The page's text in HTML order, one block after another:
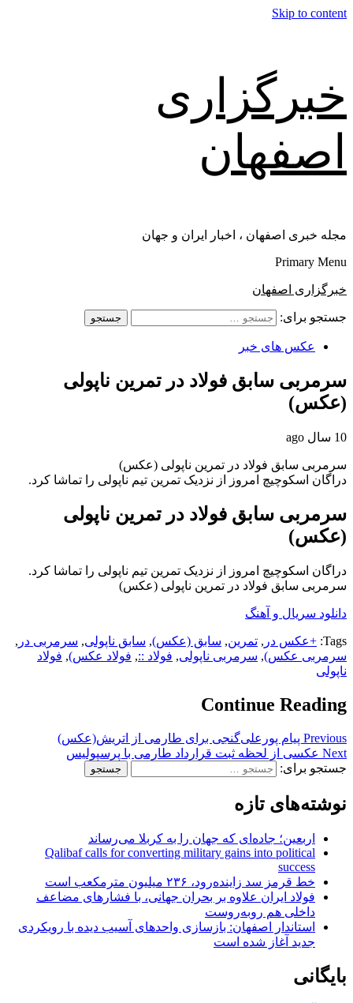
Skip to content
خبرگزاری
اصفهان
مجله خبری اصفهان ، اخبار ایران و جهان
Primary Menu
خبرگزاری اصفهان
جستجو برای:
عکس های خبر
سرمربی سابق فولاد در تمرین ناپولی
(عکس)
10 سال ago
سرمربی سابق فولاد در تمرین ناپولی (عکس)
دراگان اسکوچیچ امروز از نزدیک تمرین تیم ناپولی را تماشا کرد.
سرمربی سابق فولاد در تمرین ناپولی
(عکس)
دراگان اسکوچیچ امروز از نزدیک تمرین تیم ناپولی را تماشا کرد.
سرمربی سابق فولاد در تمرین ناپولی (عکس)
دانلود سریال و آهنگ
Tags: +عکس در , تمرین, سابق (عکس), سابق ناپولی, سرمربی در ,
سرمربی عکس), سرمربی ناپولی, فولاد ::, فولاد عکس), فولاد
ناپولی
Continue Reading
Previous پیام پورعلی‌گنجی برای طارمی از اتریش(عکس)
Next عکسی از لحظه ثبت قرارداد طارمی با پرسپولیس
جستجو برای:
نوشته‌های تازه
اربعین؛ جاده‌ای که جهان را به کربلا می‌رساند
Qalibaf calls for converting military gains into political
success
خط قرمز سد زاینده‌رود، ۲۳۶ میلیون مترمکعب است
فولاد ایران علاوه بر بحران جهانی، با فشارهای مضاعف
داخلی هم روبه‌روست
استاندار اصفهان: بازسازی واحدهای آسیب دیده با رویکردی
جدید آغاز شده است
بایگانی